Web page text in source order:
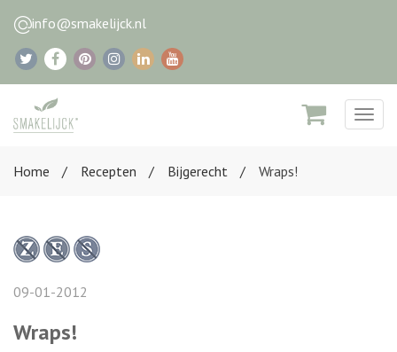
info@smakelijck.nl
Home
Recepten Bijgerecht Wraps!
09-01-2012
Wraps!